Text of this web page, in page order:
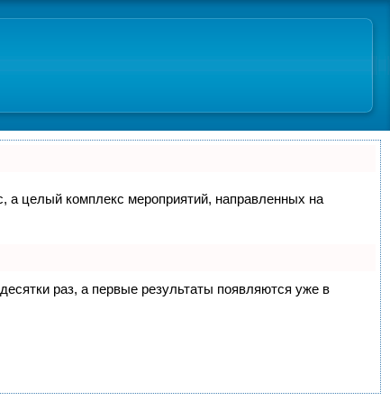
а целый комплекс мероприятий, направленных на
раз, а первые результаты появляются уже в